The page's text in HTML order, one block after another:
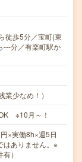
徒歩5分／宝町(東
---分／有楽町駅か
少なめ！）
※10月～！
×実働8h×週5日
はありません。※
）